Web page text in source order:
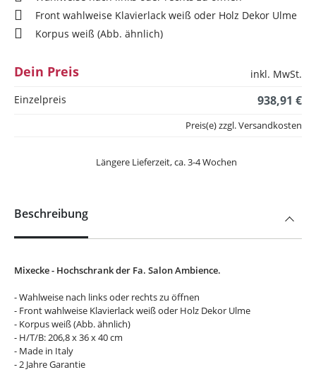
Front wahlweise Klavierlack weiß oder Holz Dekor Ulme
Korpus weiß (Abb. ähnlich)
Dein Preis
inkl. MwSt.
Einzelpreis
938,91 €
Längere Lieferzeit, ca. 3-4 Wochen
Preis(e) zzgl. Versandkosten
Beschreibung
Mixecke - Hochschrank der Fa. Salon Ambience.
- Wahlweise nach links oder rechts zu öffnen
- Front wahlweise Klavierlack weiß oder Holz Dekor Ulme
- Korpus weiß (Abb. ähnlich)
- H/T/B: 206,8 x 36 x 40 cm
- Made in Italy
- 2 Jahre Garantie